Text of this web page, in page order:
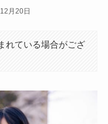
月20日
れている場合がござ